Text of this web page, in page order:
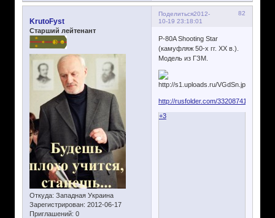
Поделиться 82
2012-
10-19 23:18:01
KrutoFyst
Старший лейтенант
Откуда: Западная Украина
Зарегистрирован: 2012-06-17
Приглашений: 0
P-80A Shooting Star
(камуфляж 50-х гг. ХХ в.).
Модель из ГЗМ.
http://rusfolder.com/33208741
+3